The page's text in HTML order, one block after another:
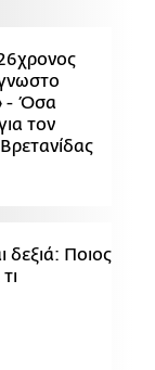
- Όσα
τον
δεξιά: Ποιος